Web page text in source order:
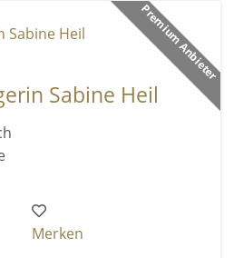
Premium Anbieter
Sabine Heil
Merken